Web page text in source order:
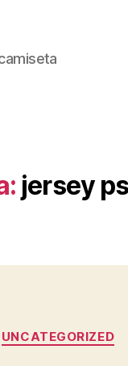
jersey
Categorías
UNCATEGORIZED